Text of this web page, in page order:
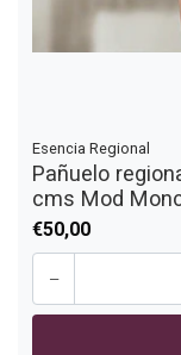
Esencia Regional
Pañuelo
cms Mod
€50,00
-